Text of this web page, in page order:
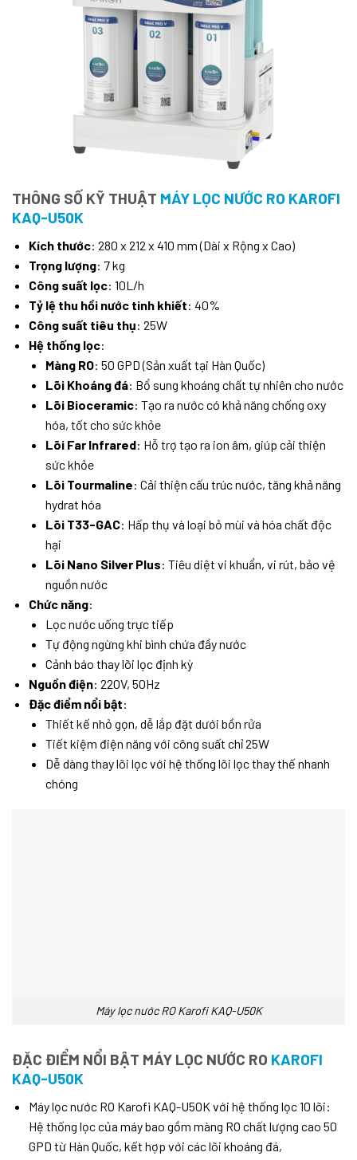
THÔNG SỐ KỸ THUẬT MÁY LỌC NƯỚC RO KAROFI
KAQ-U50K
Kích thước: 280 x 212 x 410 mm (Dài x Rộng x Cao)
Trọng lượng: 7 kg
Công suất lọc: 10L/h
Tỷ lệ thu hồi nước tinh khiết: 40%
Công suất tiêu thụ: 25W
Hệ thống lọc:
Màng RO: 50 GPD (Sản xuất tại Hàn Quốc)
Lõi Khoáng đá: Bổ sung khoáng chất tự nhiên cho nước
Lõi Bioceramic: Tạo ra nước có khả năng chống oxy
hóa, tốt cho sức khỏe
Lõi Far Infrared: Hỗ trợ tạo ra ion âm, giúp cải thiện
sức khỏe
Lõi Tourmaline: Cải thiện cấu trúc nước, tăng khả năng
hydrat hóa
Lõi T33-GAC: Hấp thụ và loại bỏ mùi và hóa chất độc
hại
Lõi Nano Silver Plus: Tiêu diệt vi khuẩn, vi rút, bảo vệ
nguồn nước
Chức năng:
Lọc nước uống trực tiếp
Tự động ngừng khi bình chứa đầy nước
Cảnh báo thay lõi lọc định kỳ
Nguồn điện: 220V, 50Hz
Đặc điểm nổi bật:
Thiết kế nhỏ gọn, dễ lắp đặt dưới bồn rửa
Tiết kiệm điện năng với công suất chỉ 25W
Dễ dàng thay lõi lọc với hệ thống lõi lọc thay thế nhanh
chóng
Máy lọc nước RO Karofi KAQ-U50K
ĐẶC ĐIỂM NỔI BẬT MÁY LỌC NƯỚC RO KAROFI
KAQ-U50K
Máy lọc nước RO Karofi KAQ-U50K với hệ thống lọc 10 lõi:
Hệ thống lọc của máy bao gồm màng RO chất lượng cao 50
GPD từ Hàn Quốc, kết hợp với các lõi khoáng đá,